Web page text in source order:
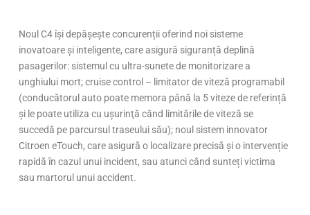
Noul C4 își depășește concurenții oferind noi sisteme
inovatoare și inteligente, care asigură siguranță deplină
pasagerilor: sistemul cu ultra-sunete de monitorizare a
unghiului mort; cruise control – limitator de viteză programabil
(conducătorul auto poate memora până la 5 viteze de referință
şi le poate utiliza cu uşurinţă când limitările de viteză se
succedă pe parcursul traseului său); noul sistem innovator
Citroen eTouch, care asigură o localizare precisă și o intervenție
rapidă în cazul unui incident, sau atunci când sunteți victima
sau martorul unui accident.